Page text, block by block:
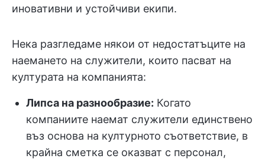
иновативни и устойчиви екипи.
Нека разгледаме някои от недостатъците на
наемането на служители, които пасват на
културата на компанията:
Липса на разнообразие: Когато
компаниите наемат служители единствено
въз основа на културното съответствие, в
крайна сметка се оказват с персонал,